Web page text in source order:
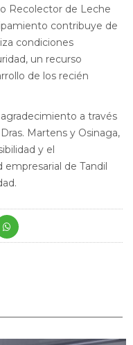
Recolector de Leche
contribuye de
condiciones
un recurso
de los recién
a través
Martens y Osinaga,
y el
de Tandil